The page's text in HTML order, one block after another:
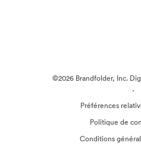
©2026 Brandfolder, Inc.
·
Préférences
Politique de
Conditions